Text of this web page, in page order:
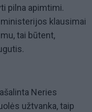
pilna apimtimi.
ministerijos klausimai
tai būtent,
Neries
užtvanka, taip